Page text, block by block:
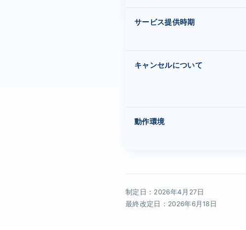
サービス提供時期
キャンセルについて
動作環境
制定日：2026年4月27日
最終改定日：2026年6月18日